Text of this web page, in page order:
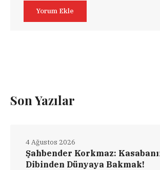
Son Yazılar
Şahbender Korkmaz:
Dibinden Dünyaya Bakmak!
4 Ağustos 2026